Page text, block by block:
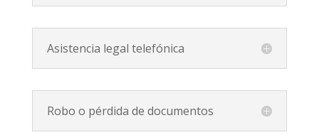
Asistencia legal telefónica
Robo o pérdida de documentos